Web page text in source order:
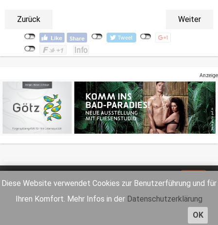
Diese Website verwendet Cookies zur Benutzerführung und für
Ihren Komfort. Mehr Infos in der Datenschutzerklärung
OK
Zurück Weiter
Anzeige